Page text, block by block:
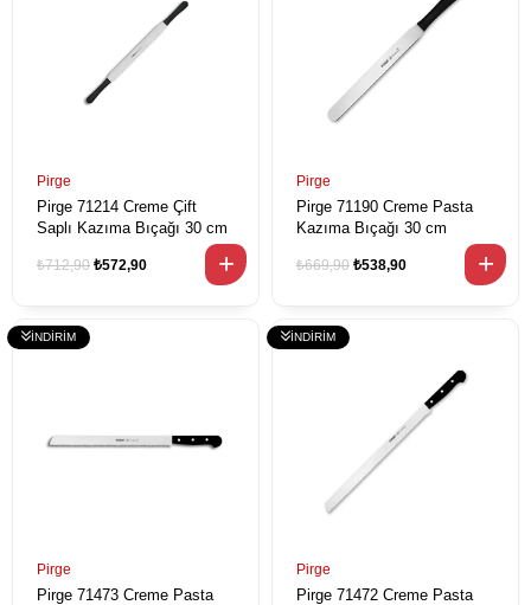
Pirge
Pirge 71214 Creme Çift
Saplı Kazıma Bıçağı 30 cm
₺572,90
₺712,90
Pirge
Pirge 71190 Creme Pasta
Kazıma Bıçağı 30 cm
₺538,90
₺669,90
Pirge
Pirge 71473 Creme Pasta
Pirge
Pirge 71472 Creme Pasta